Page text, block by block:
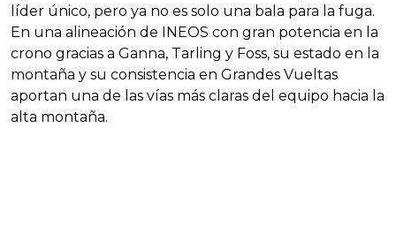
líder único, pero ya no es solo una bala para la fuga.
En una alineación de INEOS con gran potencia en la
crono gracias a Ganna, Tarling y Foss, su estado en la
montaña y su consistencia en Grandes Vueltas
aportan una de las vías más claras del equipo hacia la
alta montaña.